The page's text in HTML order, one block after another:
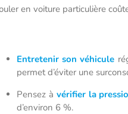
en voiture particulière
Entretenir son véhicule
permet d’éviter une
Pensez à vérifier la
d’environ 6 %.